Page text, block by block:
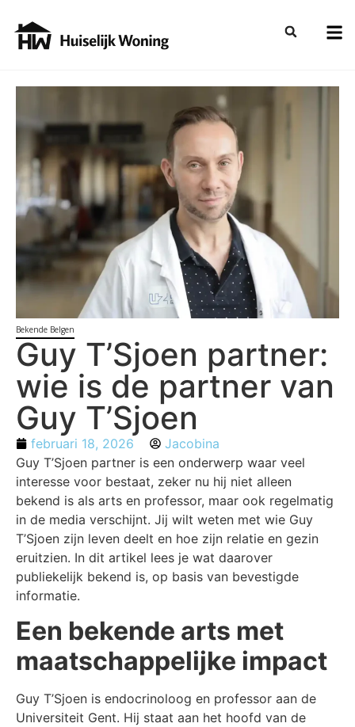
Bekende Belgen
Guy T’Sjoen partner:
wie is de partner van
Guy T’Sjoen
februari 18, 2026
Jacobina
Guy T’Sjoen partner is een onderwerp waar veel
interesse voor bestaat, zeker nu hij niet alleen
bekend is als arts en professor, maar ook regelmatig
in de media verschijnt. Jij wilt weten met wie Guy
T’Sjoen zijn leven deelt en hoe zijn relatie en gezin
eruitzien. In dit artikel lees je wat daarover
publiekelijk bekend is, op basis van bevestigde
informatie.
Een bekende arts met
maatschappelijke impact
Guy T’Sjoen is endocrinoloog en professor aan de
Universiteit Gent. Hij staat aan het hoofd van de